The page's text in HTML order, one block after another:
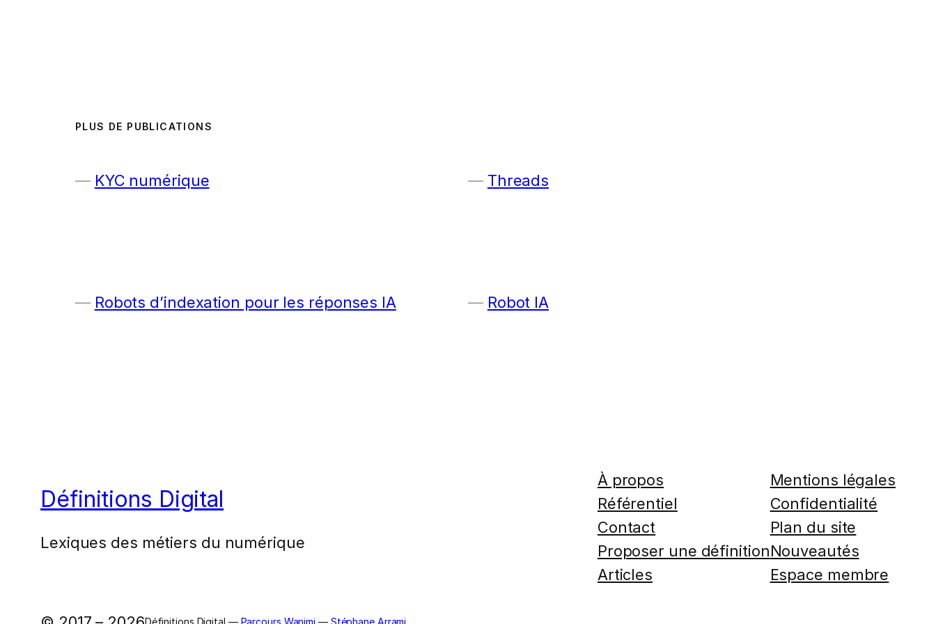
PLUS DE PUBLICATIONS
KYC numérique Threads
Robots d’indexation pour les réponses IA Robot IA
Définitions Digital
Lexiques des métiers du numérique
À propos
Référentiel
Contact
Proposer une définition
Articles
Mentions légales
Confidentialité
Plan du site
Nouveautés
Espace membre